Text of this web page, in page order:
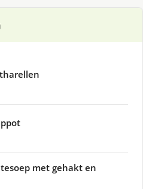
met gehakt en